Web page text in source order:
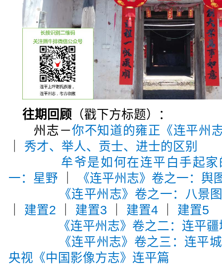
往期回顾 （戳下方标题）：
州志－你不知道的雍正《连平州
秀才、举人、贡士、进士的区别
牟爷是如何在连平白手起家
一：星野
《连平州志》卷之一：舆
《连平州志》卷之一：八景
建置2 建置3 建置4
建置5
《连平州志》卷之二：连平
《连平州志》卷之三：连平
央视《中国影像方志》连平篇